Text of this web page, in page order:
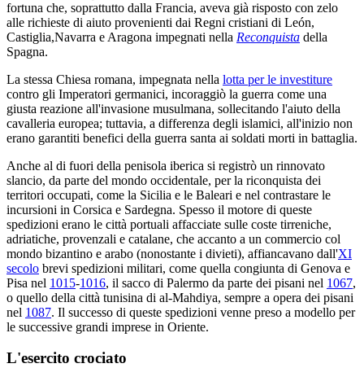
fortuna che, soprattutto dalla Francia, aveva già risposto con zelo
alle richieste di aiuto provenienti dai Regni cristiani di León,
Castiglia,Navarra e Aragona impegnati nella Reconquista della
Spagna.
La stessa Chiesa romana, impegnata nella lotta per le investiture
contro gli Imperatori germanici, incoraggiò la guerra come una
giusta reazione all'invasione musulmana, sollecitando l'aiuto della
cavalleria europea; tuttavia, a differenza degli islamici, all'inizio non
erano garantiti benefici della guerra santa ai soldati morti in battaglia.
Anche al di fuori della penisola iberica si registrò un rinnovato
slancio, da parte del mondo occidentale, per la riconquista dei
territori occupati, come la Sicilia e le Baleari e nel contrastare le
incursioni in Corsica e Sardegna. Spesso il motore di queste
spedizioni erano le città portuali affacciate sulle coste tirreniche,
adriatiche, provenzali e catalane, che accanto a un commercio col
mondo bizantino e arabo (nonostante i divieti), affiancavano dall'XI
secolo brevi spedizioni militari, come quella congiunta di Genova e
Pisa nel 1015-1016, il sacco di Palermo da parte dei pisani nel 1067,
o quello della città tunisina di al-Mahdiya, sempre a opera dei pisani
nel 1087. Il successo di queste spedizioni venne preso a modello per
le successive grandi imprese in Oriente.
L'esercito crociato